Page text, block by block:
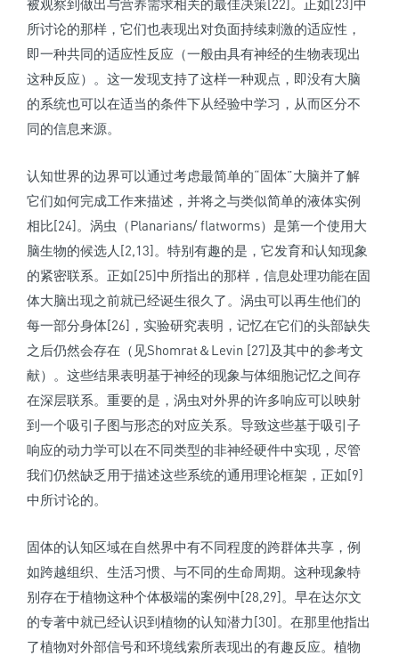
被观察到做出与营养需求相关的最佳决策[22]。正如[23]中
所讨论的那样，它们也表现出对负面持续刺激的适应性，
即一种共同的适应性反应（一般由具有神经的生物表现出
这种反应）。这一发现支持了这样一种观点，即没有大脑
的系统也可以在适当的条件下从经验中学习，从而区分不
同的信息来源。
认知世界的边界可以通过考虑最简单的“固体”大脑并了解
它们如何完成工作来描述，并将之与类似简单的液体实例
相比[24]。涡虫（Planarians/ flatworms）是第一个使用大
脑生物的候选人[2,13]。特别有趣的是，它发育和认知现象
的紧密联系。正如[25]中所指出的那样，信息处理功能在固
体大脑出现之前就已经诞生很久了。涡虫可以再生他们的
每一部分身体[26]，实验研究表明，记忆在它们的头部缺失
之后仍然会存在（见Shomrat＆Levin [27]及其中的参考文
献）。这些结果表明基于神经的现象与体细胞记忆之间存
在深层联系。重要的是，涡虫对外界的许多响应可以映射
到一个吸引子图与形态的对应关系。导致这些基于吸引子
响应的动力学可以在不同类型的非神经硬件中实现，尽管
我们仍然缺乏用于描述这些系统的通用理论框架，正如[9]
中所讨论的。
固体的认知区域在自然界中有不同程度的跨群体共享，例
如跨越组织、生活习惯、与不同的生命周期。这种现象特
别存在于植物这种个体极端的案例中[28,29]。早在达尔文
的专著中就已经认识到植物的认知潜力[30]。在那里他指出
了植物对外部信号和环境线索所表现出的有趣反应。植物